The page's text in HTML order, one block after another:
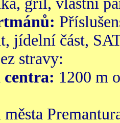
jídelní část,
stravy:
centra: 1200 m